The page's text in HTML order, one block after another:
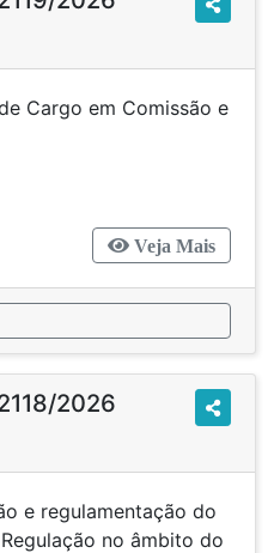
Cargo em Comissão e
Veja Mais
2026
e regulamentação do
no âmbito do